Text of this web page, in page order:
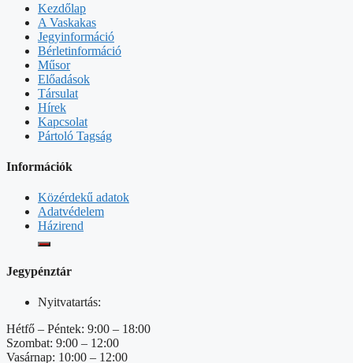
Kezdőlap
A Vaskakas
Jegyinformáció
Bérletinformáció
Műsor
Előadások
Társulat
Hírek
Kapcsolat
Pártoló Tagság
Információk
Közérdekű adatok
Adatvédelem
Házirend
Jegypénztár
Nyitvatartás:
Hétfő – Péntek: 9:00 – 18:00
Szombat: 9:00 – 12:00
Vasárnap: 10:00 – 12:00